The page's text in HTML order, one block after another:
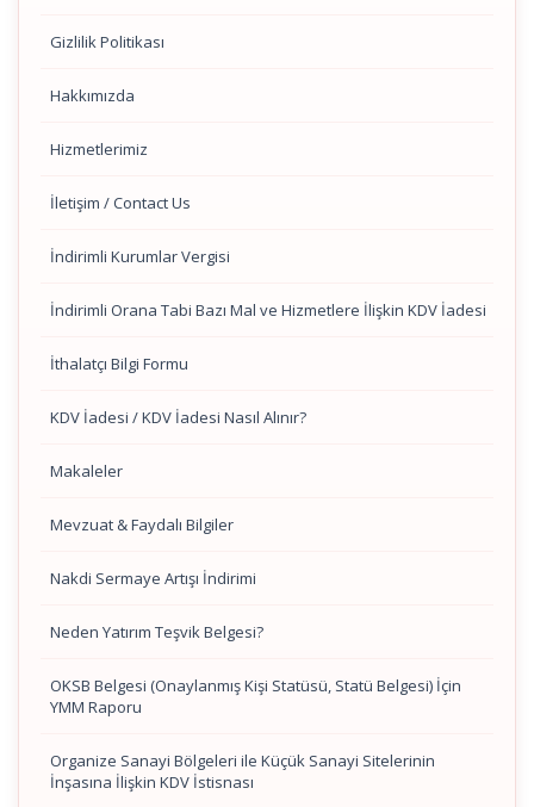
Gizlilik Politikası
Hakkımızda
Hizmetlerimiz
İletişim / Contact Us
İndirimli Kurumlar Vergisi
İndirimli Orana Tabi Bazı Mal ve Hizmetlere İlişkin KDV İadesi
İthalatçı Bilgi Formu
KDV İadesi / KDV İadesi Nasıl Alınır?
Makaleler
Mevzuat & Faydalı Bilgiler
Nakdi Sermaye Artışı İndirimi
Neden Yatırım Teşvik Belgesi?
OKSB Belgesi (Onaylanmış Kişi Statüsü, Statü Belgesi) İçin
YMM Raporu
Organize Sanayi Bölgeleri ile Küçük Sanayi Sitelerinin
İnşasına İlişkin KDV İstisnası